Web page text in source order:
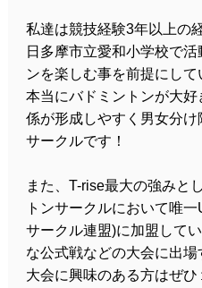
私達は競技経験3年以上の
日多摩市立愛和小学校で
ンを楽しむ事を前提にし
本当にバドミントンが大
係が形成しやすく男女分
サークルです！
また、T-rise最大の強みと
トンサークルにおいて唯
サークル連盟)に加盟して
な公式戦などの大会に出
大会に興味のある方はぜ